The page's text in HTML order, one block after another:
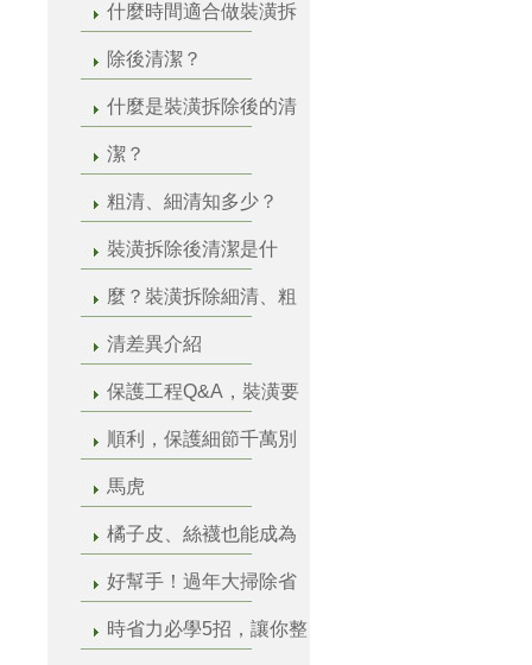
什麼時間適合做裝潢拆
除後清潔？
什麼是裝潢拆除後的清
潔？
粗清、細清知多少？
裝潢拆除後清潔是什
麼？裝潢拆除細清、粗
清差異介紹
保護工程Q&A，裝潢要
順利，保護細節千萬別
馬虎
橘子皮、絲襪也能成為
好幫手！過年大掃除省
時省力必學5招，讓你整